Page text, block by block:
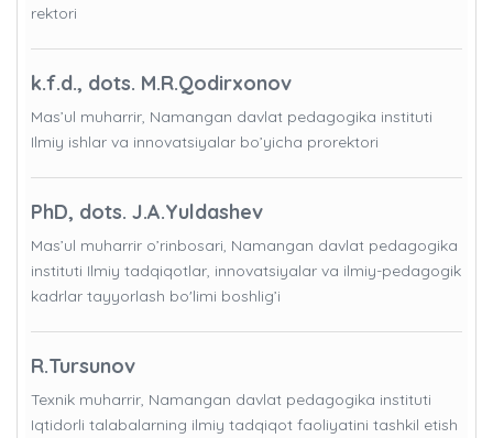
rektori
k.f.d., dots. M.R.Qodirxonov
Mas’ul muharrir, Namangan davlat pedagogika instituti
Ilmiy ishlar va innovatsiyalar bo’yicha prorektori
PhD, dots. J.A.Yuldashev
Mas’ul muharrir o’rinbosari, Namangan davlat pedagogika
instituti Ilmiy tadqiqotlar, innovatsiyalar va ilmiy-pedagogik
kadrlar tayyorlash bo'limi boshlig’i
R.Tursunov
Texnik muharrir, Namangan davlat pedagogika instituti
Iqtidorli talabalarning ilmiy tadqiqot faoliyatini tashkil etish